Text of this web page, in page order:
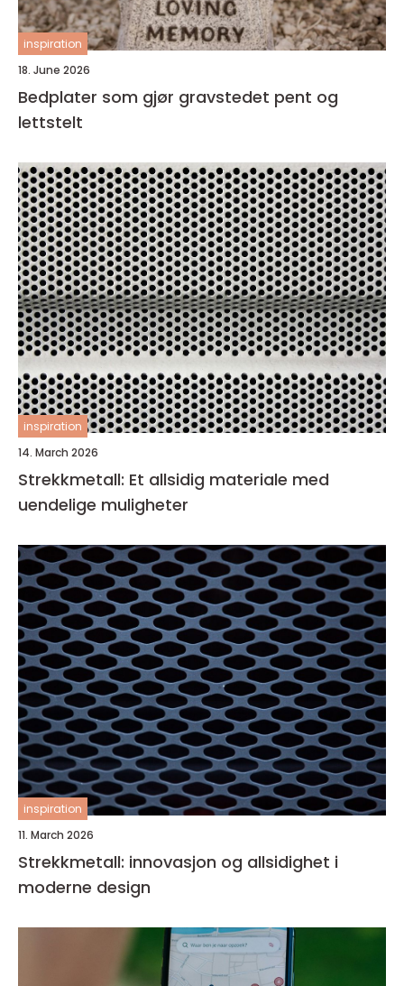
inspiration
18. June 2026
Bedplater som gjør gravstedet pent og
lettstelt
inspiration
14. March 2026
Strekkmetall: Et allsidig materiale med
uendelige muligheter
inspiration
11. March 2026
Strekkmetall: innovasjon og allsidighet i
moderne design